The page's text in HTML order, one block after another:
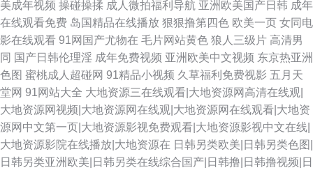
美成年视频 操碰操揉 成人微拍福利导航 亚洲欧美国产日韩 成年
在线观看免费 岛国精品在线播放 狠狠撸第四色 欧美一页 女同电
影在线观看 91网国产尤物在 毛片网站黄色 狼人三级片 高清男
同 国产日韩伦理淫 成年免费视频 亚洲欧美中文视频 东京热亚洲
色图 蜜桃成人超碰网 91精品小视频 久草福利免费视影 五月天
堂网 91网站大全 大地资源三在线观看|大地资源网高清在线观|
大地资源网视频|大地资源网在线观|大地资源网在线观看|大地资
源网中文第一页|大地资源影视免费观看|大地资源影视中文在线|
大地资源影院在线播放|大地资源在 日韩另类欧美|日韩另类色图|
日韩另类亚洲欧美|日韩另类在线综合国产|日韩撸|日韩撸视频|日